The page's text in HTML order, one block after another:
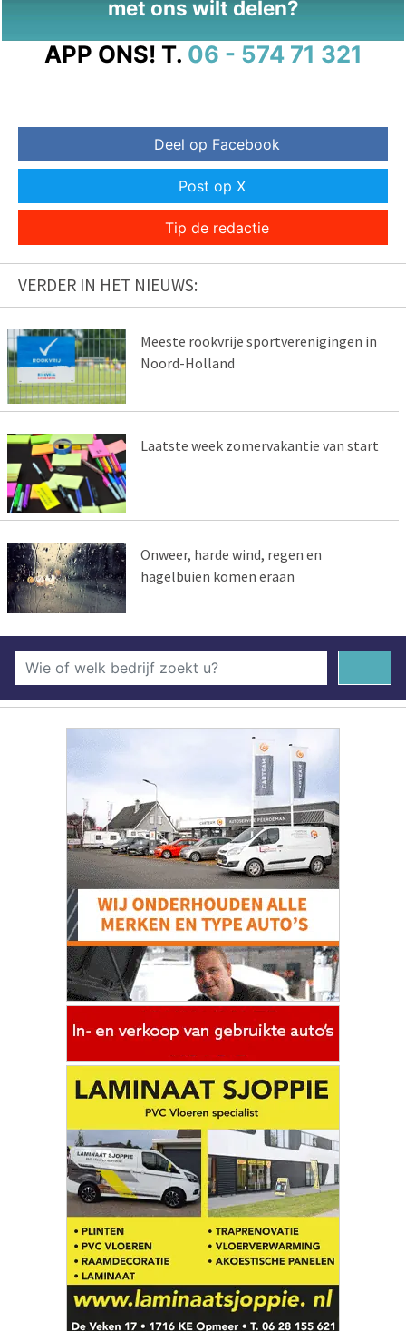
met ons wilt delen?
APP ONS! T. 06 - 574 71 321
Deel op Facebook
Post op X
Tip de redactie
VERDER IN HET NIEUWS:
Meeste rookvrije sportverenigingen in
Noord-Holland
Laatste week zomervakantie van start
Onweer, harde wind, regen en
hagelbuien komen eraan